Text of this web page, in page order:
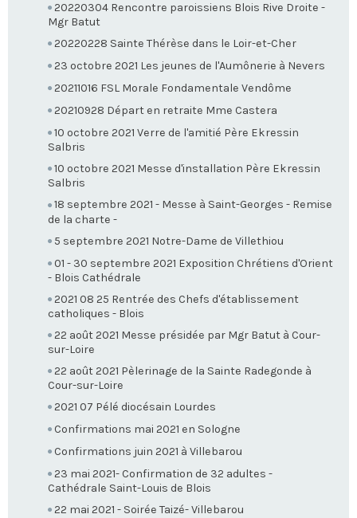
20220304 Rencontre paroissiens Blois Rive Droite -
Mgr Batut
20220228 Sainte Thérèse dans le Loir-et-Cher
23 octobre 2021 Les jeunes de l'Aumônerie à Nevers
20211016 FSL Morale Fondamentale Vendôme
20210928 Départ en retraite Mme Castera
10 octobre 2021 Verre de l'amitié Père Ekressin
Salbris
10 octobre 2021 Messe d'installation Père Ekressin
Salbris
18 septembre 2021 - Messe à Saint-Georges - Remise
de la charte -
5 septembre 2021 Notre-Dame de Villethiou
01 - 30 septembre 2021 Exposition Chrétiens d'Orient
- Blois Cathédrale
2021 08 25 Rentrée des Chefs d'établissement
catholiques - Blois
22 août 2021 Messe présidée par Mgr Batut à Cour-
sur-Loire
22 août 2021 Pèlerinage de la Sainte Radegonde à
Cour-sur-Loire
2021 07 Pélé diocésain Lourdes
Confirmations mai 2021 en Sologne
Confirmations juin 2021 à Villebarou
23 mai 2021- Confirmation de 32 adultes -
Cathédrale Saint-Louis de Blois
22 mai 2021 - Soirée Taizé- Villebarou